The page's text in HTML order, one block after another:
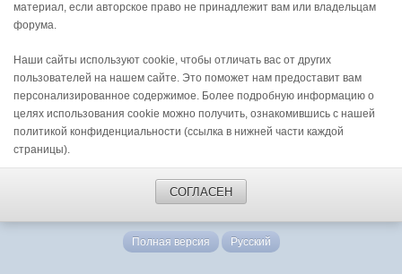
материал, если авторское право не принадлежит вам или владельцам
форума.
Наши сайты используют cookie, чтобы отличать вас от других
пользователей на нашем сайте. Это поможет нам предоставит вам
персонализированное содержимое. Более подробную информацию о
целях использования cookie можно получить, ознакомившись с нашей
политикой конфиденциальности (ссылка в нижней части каждой
страницы).
СОГЛАСЕН
Полная версия Русский